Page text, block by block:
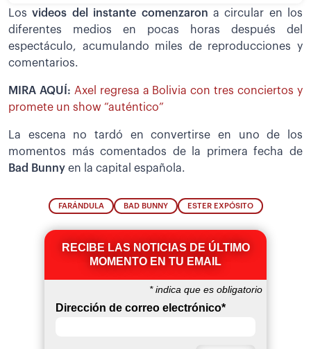
Losvideos del instante comenzaron a circular en los
diferentes medios en pocas horas después del
espectáculo, acumulando miles de reproducciones y
comentarios.
MIRA AQUÍ: Axel regresa a Bolivia con tres conciertos y
promete un show “auténtico”
La escena no tardó en convertirse en uno de los
momentos más comentados de la primera fecha de
Bad Bunny en la capital española.
FARÁNDULA BAD BUNNY ESTER EXPÓSITO
RECIBE LAS NOTICIAS DE ÚLTIMO
MOMENTO EN TU EMAIL
*indica que es obligatorio
Dirección de correo electrónico*